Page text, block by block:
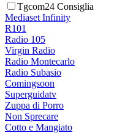
Tgcom24 Consiglia
Mediaset Infinity
R101
Radio 105
Virgin Radio
Radio Montecarlo
Radio Subasio
Comingsoon
Superguidatv
Zuppa di Porro
Non Sprecare
Cotto e Mangiato